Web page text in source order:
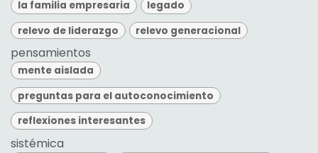
la familia empresaria
legado
relevo de liderazgo
relevo generacional
pensamientos
mente aislada
preguntas para el autoconocimiento
reflexiones interesantes
sistémica